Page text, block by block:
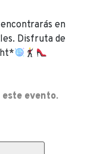
en
Disfruta de
evento.